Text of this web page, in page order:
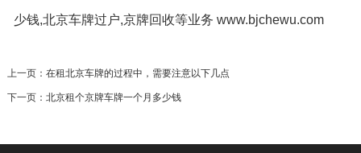
少钱,北京车牌过户,京牌回收等业务 www.bjchewu.com
上一页： 在租北京车牌的过程中，需要注意以下几点
下一页： 北京租个京牌车牌一个月多少钱